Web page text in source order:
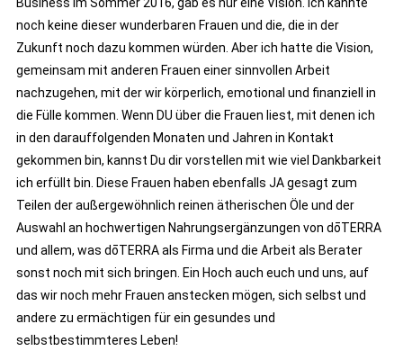
noch keine dieser wunderbaren Frauen und die, die in der
Zukunft noch dazu kommen würden. Aber ich hatte die Vision,
gemeinsam mit anderen Frauen einer sinnvollen Arbeit
nachzugehen, mit der wir körperlich, emotional und finanziell in
die Fülle kommen. Wenn DU über die Frauen liest, mit denen ich
in den darauffolgenden Monaten und Jahren in Kontakt
gekommen bin, kannst Du dir vorstellen mit wie viel Dankbarkeit
ich erfüllt bin. Diese Frauen haben ebenfalls JA gesagt zum
Teilen der außergewöhnlich reinen ätherischen Öle und der
Auswahl an hochwertigen Nahrungsergänzungen von dōTERRA
und allem, was dōTERRA als Firma und die Arbeit als Berater
sonst noch mit sich bringen. Ein Hoch auch euch und uns, auf
das wir noch mehr Frauen anstecken mögen, sich selbst und
andere zu ermächtigen für ein gesundes und
selbstbestimmteres Leben!